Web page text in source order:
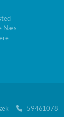
Næs
